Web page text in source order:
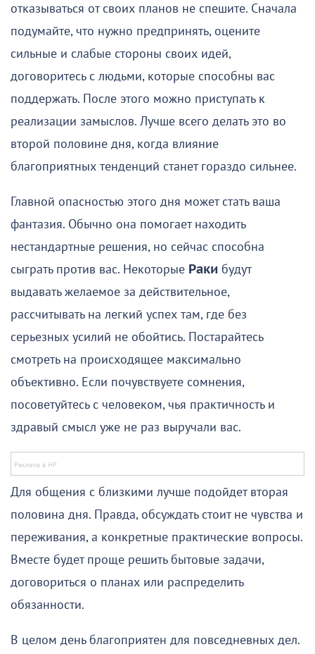
отказываться от своих планов не спешите. Сначала
подумайте, что нужно предпринять, оцените
сильные и слабые стороны своих идей,
договоритесь с людьми, которые способны вас
поддержать. После этого можно приступать к
реализации замыслов. Лучше всего делать это во
второй половине дня, когда влияние
благоприятных тенденций станет гораздо сильнее.
Главной опасностью этого дня может стать ваша
фантазия. Обычно она помогает находить
нестандартные решения, но сейчас способна
сыграть против вас. Некоторые Раки будут
выдавать желаемое за действительное,
рассчитывать на легкий успех там, где без
серьезных усилий не обойтись. Постарайтесь
смотреть на происходящее максимально
объективно. Если почувствуете сомнения,
посоветуйтесь с человеком, чья практичность и
здравый смысл уже не раз выручали вас.
Для общения с близкими лучше подойдет вторая
половина дня. Правда, обсуждать стоит не чувства и
переживания, а конкретные практические вопросы.
Вместе будет проще решить бытовые задачи,
договориться о планах или распределить
обязанности.
В целом день благоприятен для повседневных дел.